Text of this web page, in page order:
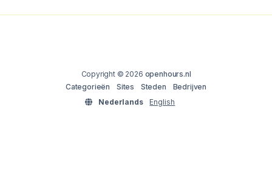
Copyright © 2026 openhours.nl
Categorieën
Sites Steden
Bedrijven
Nederlands
English